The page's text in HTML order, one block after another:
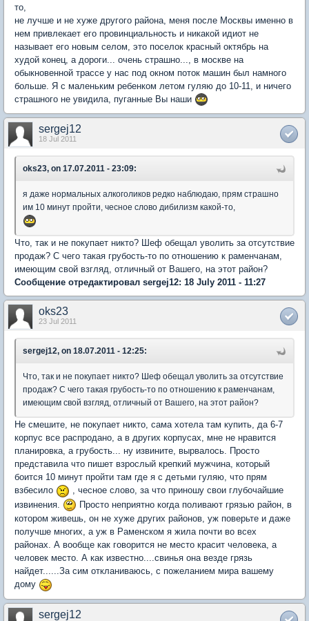
то,
не лучше и не хуже другого района, меня после Москвы именно в
нем привлекает его провинциальность и никакой идиот не
называет его новым селом, это поселок красный октябрь на
худой конец, а дороги... очень страшно..., в москве на
обыкновенной трассе у нас под окном поток машин был намного
больше. Я с маленьким ребенком летом гуляю до 10-11, и ничего
страшного не увидила, пуганные Вы наши
sergej12
18 Jul 2011
oks23, on 17.07.2011 - 23:09:
я даже нормальных алкоголиков редко наблюдаю, прям страшно
им 10 минут пройти, чесное слово дибилизм какой-то,
Что, так и не покупает никто? Шеф обещал уволить за отсутствие
продаж? С чего такая грубость-то по отношению к раменчанам,
имеющим свой взгляд, отличный от Вашего, на этот район?
Сообщение отредактировал sergej12: 18 July 2011 - 11:27
oks23
23 Jul 2011
sergej12, on 18.07.2011 - 12:25:
Что, так и не покупает никто? Шеф обещал уволить за отсутствие
продаж? С чего такая грубость-то по отношению к раменчанам,
имеющим свой взгляд, отличный от Вашего, на этот район?
Не смешите, не покупает никто, сама хотела там купить, да 6-7
корпус все распродано, а в других корпусах, мне не нравится
планировка, а грубость... ну извините, вырвалось. Просто
представила что пишет взрослый крепкий мужчина, который
боится 10 минут пройти там где я с детьми гуляю, что прям
взбесило
, чесное слово, за что приношу свои глубочайшие
извинения.
Просто неприятно когда поливают грязью район, в
котором живешь, он не хуже других районов, уж поверьте и даже
получше многих, а уж в Раменском я жила почти во всех
районах. А вообще как говорится не место красит человека, а
человек место. А как известно....свинья она везде грязь
найдет......За сим откланиваюсь, с пожеланием мира вашему
дому
sergej12